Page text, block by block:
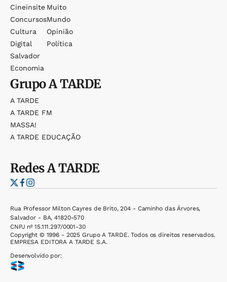
Cineinsite
Concursos
Cultura
Digital
Salvador
Economia
Muito
Mundo
Opinião
Política
GrupoA TARDE
A TARDE
A TARDE FM
MASSA!
A TARDE EDUCAÇÃO
RedesA TARDE
Rua Professor Milton Cayres de Brito, 204 - Caminho das Árvores,
Salvador - BA, 41820-570
CNPJ nº 15.111.297/0001-30
Copyright © 1996 - 2025 Grupo A TARDE. Todos os direitos reservados.
EMPRESA EDITORA A TARDE S.A.
Desenvolvido por: